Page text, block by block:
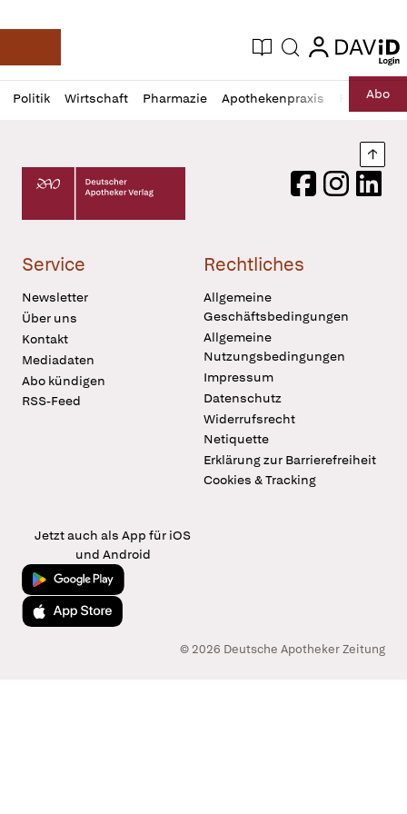
Deutsche Apotheker Zeitung
Aktuelle Ausgabe
Suche login
login
Politik Wirtschaft Pharmazie Apothekenpraxis RechtAbo
Profil
öffnen
Daz
Pur
Deutscher Apotheker Verlag Logo
FacebookInstagram
Service
Newsletter
Über uns
Kontakt
Mediadaten
Abo kündigen
RSS-Feed
Rechtliches
Allgemeine
Geschäftsbedingungen
Allgemeine
Nutzungsbedingungen
Impressum
Datenschutz
Widerrufsrecht
Netiquette
Erklärung zur Barrierefreiheit
Cookies & Tracking
Jetzt auch als App für iOS
und Android
Jetzt bei Google Play
Laden im App Store
© 2026 Deutsche Apotheker Zeitung